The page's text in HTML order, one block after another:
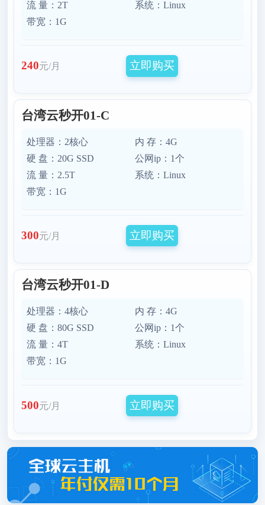
流 量：2T
带宽：1G
系统：Linux
240元/月 立即购买
台湾云秒开01-C
处理器：2核心
硬 盘：20G SSD
流 量：2.5T
带宽：1G
内 存：4G
公网ip：1个
系统：Linux
300元/月 立即购买
台湾云秒开01-D
处理器：4核心
硬 盘：80G SSD
流 量：4T
带宽：1G
内 存：4G
公网ip：1个
系统：Linux
500元/月 立即购买